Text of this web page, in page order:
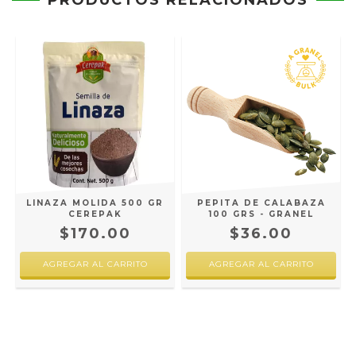
LINAZA MOLIDA 500 GR
CEREPAK
$170.00
PEPITA DE CALABAZA
100 GRS - GRANEL
$36.00